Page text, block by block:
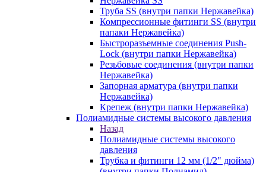
Труба SS (внутри папки Нержавейка)
Компрессионные фитинги SS (внутри
папаки Нержавейка)
Быстроразъемные соединения Push-
Lock (внутри папки Нержавейка)
Резьбовые соединения (внутри папки
Нержавейка)
Запорная арматура (внутри папки
Нержавейка)
Крепеж (внутри папки Нержавейка)
Полиамидные системы высокого давления
Назад
Полиамидные системы высокого
давления
Трубка и фитинги 12 мм (1/2" дюйма)